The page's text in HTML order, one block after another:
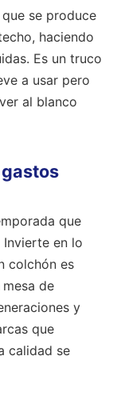
se produce
haciendo
Es un truco
a usar pero
al blanco
que
Invierte en lo
colchón es
de
y
que
calidad se